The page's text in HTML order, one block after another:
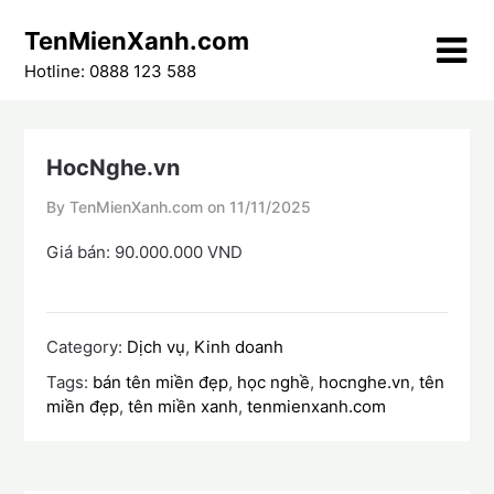
content
TenMienXanh.com
Hotline: 0888 123 588
HocNghe.vn
By TenMienXanh.com on 11/11/2025
Giá bán: 90.000.000 VND
Category: Dịch vụ, Kinh doanh
Tags: bán tên miền đẹp, học nghề, hocnghe.vn,tên
miền đẹp,tên miền xanh,tenmienxanh.com